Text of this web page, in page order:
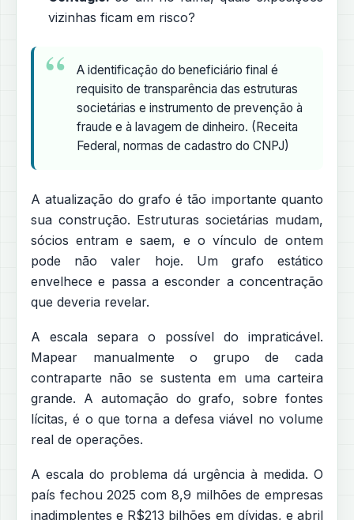
vizinhas ficam em risco?
A identificação do beneficiário final é
requisito de transparência das estruturas
societárias e instrumento de prevenção à
fraude e à lavagem de dinheiro. (Receita
Federal, normas de cadastro do CNPJ)
A atualização do grafo é tão importante quanto
sua construção. Estruturas societárias mudam,
sócios entram e saem, e o vínculo de ontem
pode não valer hoje. Um grafo estático
envelhece e passa a esconder a concentração
que deveria revelar.
A escala separa o possível do impraticável.
Mapear manualmente o grupo de cada
contraparte não se sustenta em uma carteira
grande. A automação do grafo, sobre fontes
lícitas, é o que torna a defesa viável no volume
real de operações.
A escala do problema dá urgência à medida. O
país fechou 2025 com 8,9 milhões de empresas
inadimplentes e R$213 bilhões em dívidas, e abril